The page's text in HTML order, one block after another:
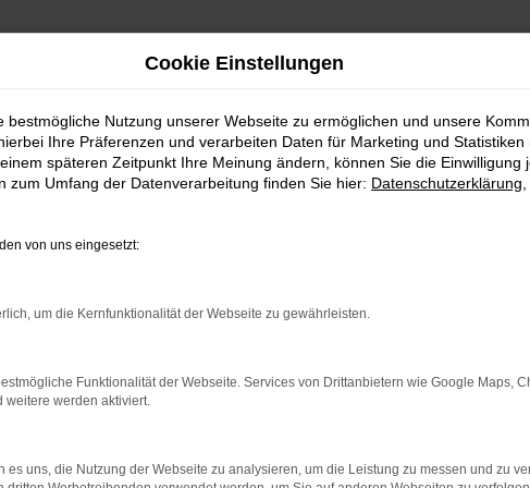
bestimmter Seiten verhindern. Funktioniert die Seite in einem
beheben.
auf dem neuesten Stand sind.
Cookie Einstellungen
bestmögliche Nutzung unserer Webseite zu ermöglichen und unsere
Ihre Präferenzen und verarbeiten Daten für Marketing und Statistiken
späteren Zeitpunkt Ihre Meinung ändern, können Sie die Einwilligung
zum Umfang der Datenverarbeitung finden Sie hier: Datenschutzerklärung
von uns eingesetzt:
um die Kernfunktionalität der Webseite zu gewährleisten.
Funktionalität der Webseite. Services von Drittanbietern wie Google Maps,
weitere werden aktiviert.
es uns, die Nutzung der Webseite zu analysieren, um die Leistung zu messen und zu